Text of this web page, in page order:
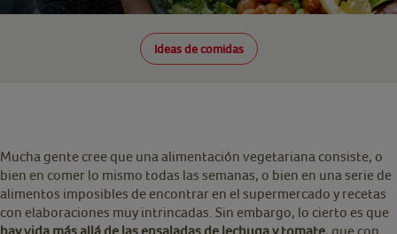
Ideas de comidas
Mucha gente cree que una alimentación vegetariana consiste, o
bien en comer lo mismo todas las semanas, o bien en una serie de
alimentos imposibles de encontrar en el supermercado y recetas
con elaboraciones muy intrincadas. Sin embargo, lo cierto es que
hay vida más allá de las ensaladas de lechuga y tomate, que con